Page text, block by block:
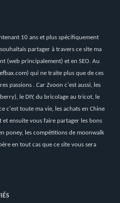
10 ans et plus spécifiquement
partager à travers ce site ma
(web principalement) et en SEO. Au
) qui ne traite plus que de ces
passions . Car Zvoon c'est aussi, les
le DIY, du bricolage au tricot, le
c'est toute ma vie, les achats en Chine
ensuite vous faire partager les bons
poney, les compétitions de moonwalk
en tout cas que ce site vous sera